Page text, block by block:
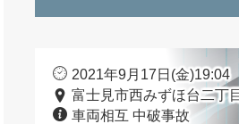
2021年9月17日(金)19:04
富士見市西みずほ台二丁
車両相互 中破事故